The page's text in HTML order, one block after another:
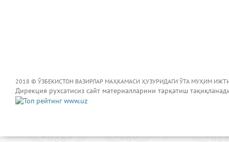
2018 © ЎЗБЕКИСТОН ВАЗИРЛАР МАҲКАМАСИ ҲУЗУРИДАГИ ЎТА МУҲИМ
Дирекция рухсатисиз сайт материалларини тарқатиш